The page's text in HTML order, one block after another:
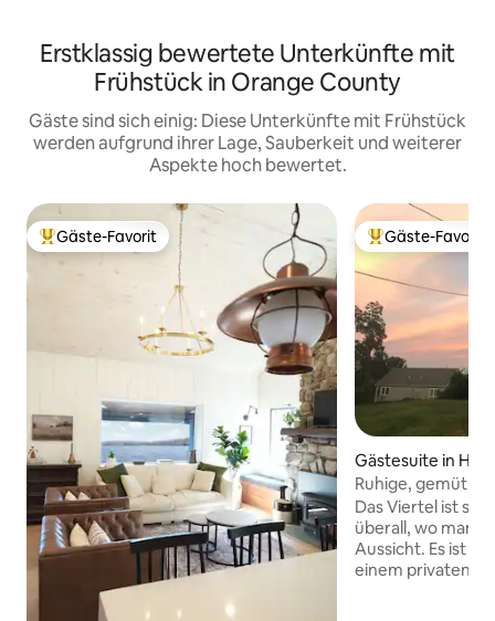
Erstklassig bewertete Unterkünfte mit
Frühstück in Orange County
Gäste sind sich einig: Diese Unterkünfte mit Frühstück
werden aufgrund ihrer Lage, Sauberkeit und weiterer
Aspekte hoch bewertet.
Beliebter Gäste-Favorit.
Gäste-Favorit Beliebter Gäste-
Gäste-Favorit
Gästesuite in
Ruhige,
Meile nach West
Das Viertel ist so
überall, wo man
Aussicht. Es ist
einem privaten